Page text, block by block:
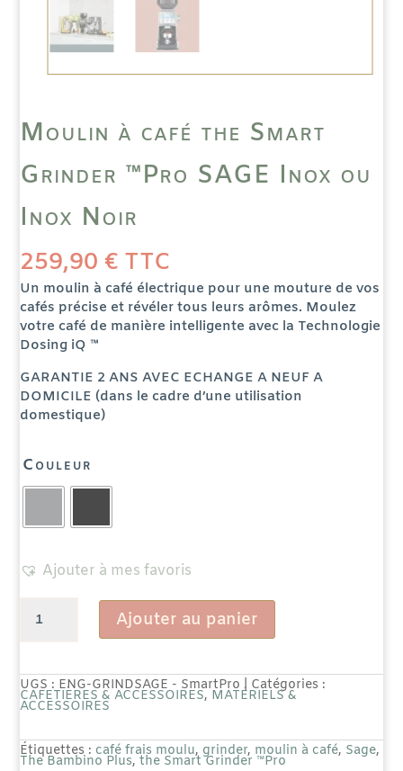
Moulin à café the Smart
Grinder ™Pro SAGE Inox ou
Inox Noir
259,90 € TTC
Un moulin à café électrique pour une mouture de vos
cafés précise et révéler tous leurs arômes. Moulez
votre café de manière intelligente avec la Technologie
Dosing iQ ™
GARANTIE 2 ANS AVEC ECHANGE A NEUF A
DOMICILE (dans le cadre d’une utilisation
domestique)
Couleur
Ajouter à mes favoris
quantité
de
Moulin
à
café
Ajouter au panier
UGS : ENG-GRINDSAGE - SmartPro Catégories :
CAFETIÈRES & ACCESSOIRES, MATÉRIELS &
ACCESSOIRES
Étiquettes : café frais moulu, grinder, moulin à café, Sage,
The Bambino Plus,the Smart Grinder ™Pro